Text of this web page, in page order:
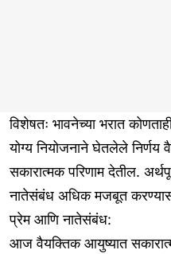
विशेषतः भावनेच्या भरात
योग्य नियोजनाने घेतलेले निर्णय
सकारात्मक परिणाम देतील.
नातेसंबंध अधिक मजबूत
प्रेम आणि नातेसंबंध:
आज वैयक्तिक आयुष्यात